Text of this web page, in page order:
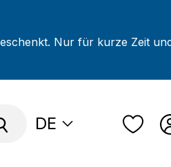
Nur für kurze Zeit
DE